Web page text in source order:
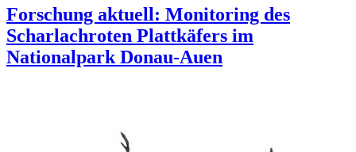
Forschung aktuell: Monitoring des
Scharlachroten Plattkäfers im
Nationalpark Donau-Auen